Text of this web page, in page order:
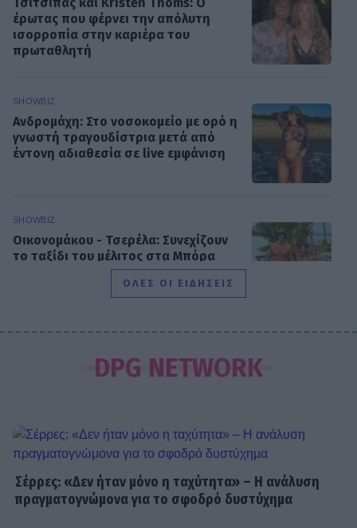
έρωτας που φέρνει την απόλυτη
ισορροπία στην καριέρα του
πρωταθλητή
SHOWBIZ
Ανδρομάχη: Στο νοσοκομείο με ορό η
γνωστή τραγουδίστρια μετά από
έντονη αδιαθεσία σε live εμφάνιση
SHOWBIZ
Οικονομάκου - Τσερέλα: Συνεχίζουν
το ταξίδι του μέλιτος στα Μπόρα
Μπόρα - Νέες φωτογραφίες
Ανδρέας Γεωργίου: «Η γέννηση της
κόρης μου άλλαξε ριζικά τη ζωή μου
GOSSIP SPECIALS
Δημήτρης Παπαμιχαήλ: Ο έρωτας, οι
ρόλοι και οι πληγές του ανθρώπου
πίσω από τον μεγάλο πρωταγωνιστή
ΟΛΕΣ ΟΙ ΕΙΔΗΣΕΙΣ
DPG NETWORK
Σέρρες: «Δεν ήταν μόνο η ταχύτητα» – Η ανάλυση
πραγματογνώμονα για το σφοδρό δυστύχημα